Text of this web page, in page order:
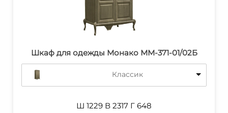
Шкаф для одежды Монако ММ-371-01/02Б
Классик
Ш 1229 В 2317 Г 648